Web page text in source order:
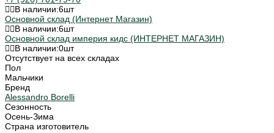
В наличии:6шт
Основной склад (Интернет Магазин)
В наличии:6шт
Основной склад империя кидс (ИНТЕРНЕТ МАГАЗИН)
В наличии:0шт
Отсутствует на всех складах
Пол
Мальчики
Бренд
Alessandro Borelli
Сезонность
Осень-Зима
Страна изготовитель